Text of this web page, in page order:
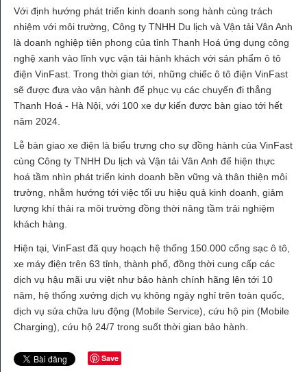
Với định hướng phát triển kinh doanh song hành cùng trách
nhiệm với môi trường, Công ty TNHH Du lịch và Vận tải Vân Anh
là doanh nghiệp tiên phong của tỉnh Thanh Hoá ứng dụng công
nghệ xanh vào lĩnh vực vận tải hành khách với sản phẩm ô tô
điện VinFast. Trong thời gian tới, những chiếc ô tô điện VinFast
sẽ được đưa vào vận hành để phục vụ các chuyến đi thẳng
Thanh Hoá - Hà Nội, với 100 xe dự kiến được bàn giao tới hết
năm 2024.
Lễ bàn giao xe điện là biểu trưng cho sự đồng hành của VinFast
cùng Công ty TNHH Du lịch và Vận tải Vân Anh để hiện thực
hoá tầm nhìn phát triển kinh doanh bền vững và thân thiện môi
trường, nhằm hướng tới việc tối ưu hiệu quả kinh doanh, giảm
lượng khí thải ra môi trường đồng thời nâng tầm trải nghiệm
khách hàng.
Hiện tại, VinFast đã quy hoạch hệ thống 150.000 cổng sạc ô tô,
xe máy điện trên 63 tỉnh, thành phố, đồng thời cung cấp các
dịch vụ hậu mãi ưu việt như bảo hành chính hãng lên tới 10
năm, hệ thống xưởng dịch vụ không ngày nghỉ trên toàn quốc,
dịch vụ sửa chữa lưu động (Mobile Service), cứu hộ pin (Mobile
Charging), cứu hộ 24/7 trong suốt thời gian bảo hành.
Save